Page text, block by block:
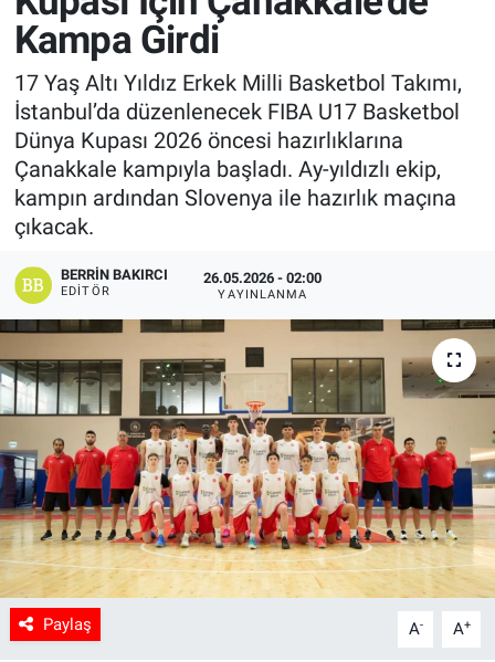
Kampa Girdi
17 Yaş Altı Yıldız Erkek Milli Basketbol Takımı,
İstanbul’da düzenlenecek FIBA U17 Basketbol
Dünya Kupası 2026 öncesi hazırlıklarına
Çanakkale kampıyla başladı. Ay-yıldızlı ekip,
kampın ardından Slovenya ile hazırlık maçına
çıkacak.
BERRIN BAKIRCI
EDITÖR
26.05.2026 - 02:00
YAYINLANMA
Paylaş A- A+
Manşet
Resmi İlanlar
Sağlık
Son Dakika
Spor
Uşak Haberleri